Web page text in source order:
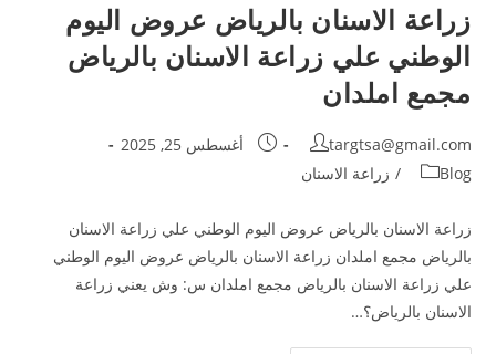
زراعة الاسنان بالرياض عروض اليوم
الوطني علي زراعة الاسنان بالرياض
مجمع املدان
targtsa@gmail.com
أغسطس 25, 2025
Blog
/ زراعة الاسنان
زراعة الاسنان بالرياض عروض اليوم الوطني علي زراعة الاسنان
بالرياض مجمع املدان زراعة الاسنان بالرياض عروض اليوم الوطني
علي زراعة الاسنان بالرياض مجمع املدان س: وش يعني زراعة
الاسنان بالرياض؟…